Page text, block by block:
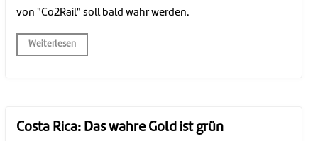
von "Co2Rail" soll bald wahr werden.
Weiterlesen
Costa Rica: Das wahre Gold ist grün